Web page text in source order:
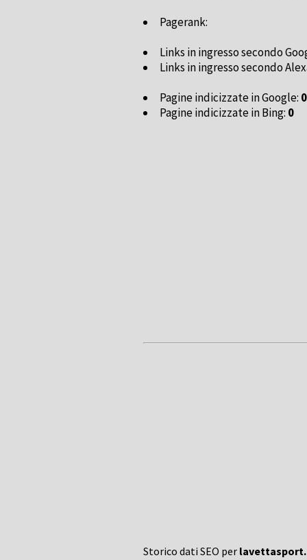
Pagerank:
Links in ingresso secondo
Links in ingresso secondo
Pagine indicizzate in Google: 0
Pagine indicizzate in Bing: 0
Storico dati SEO per